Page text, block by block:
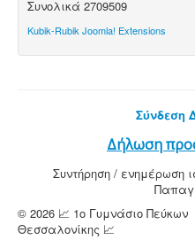
Συνολικά 2709509
Kubik-Rubik Joomla! Extensions
Σύνδεση
Δήλωση
Συντήρηση / ενημέρωση
© 2026 📈 1ο Γυμνάσιο Πεύκων
Θεσσαλονίκης 📈